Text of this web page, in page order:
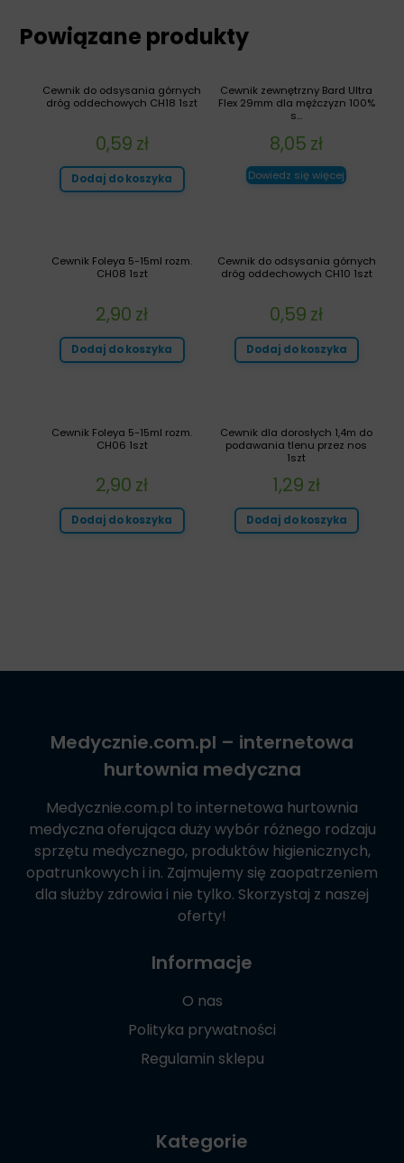
Powiązane produkty
Cewnik zewnętrzny Bard Ultra
Flex 29mm dla mężczyzn 100%
s...
8,05 zł
Dowiedz się więcej
Cewnik do odsysania górnych
dróg oddechowych CH18 1szt
0,59 zł
Dodaj do koszyka
Cewnik do odsysania górnych
dróg oddechowych CH10 1szt
0,59 zł
Dodaj do koszyka
Cewnik Foleya 5-15ml rozm.
CH08 1szt
2,90 zł
Dodaj do koszyka
Cewnik dla dorosłych 1,4m do
podawania tlenu przez nos
1szt
1,29 zł
Dodaj do koszyka
Cewnik Foleya 5-15ml rozm.
CH06 1szt
2,90 zł
Dodaj do koszyka
Medycznie.com.pl – internetowa
hurtownia medyczna
Medycznie.com.pl to internetowa hurtownia
medyczna oferująca duży wybór różnego rodzaju
sprzętu medycznego, produktów higienicznych,
opatrunkowych i in. Zajmujemy się zaopatrzeniem
dla służby zdrowia i nie tylko. Skorzystaj z naszej
oferty!
Informacje
O nas
Polityka prywatności
Regulamin sklepu
Kategorie